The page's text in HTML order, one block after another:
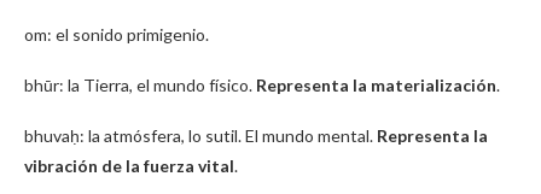
om: el sonido primigenio.
bhūr: la Tierra, el mundo físico. Representa la materialización.
bhuvaḥ: la atmósfera, lo sutil. El mundo mental. Representa la
vibración de la fuerza vital.